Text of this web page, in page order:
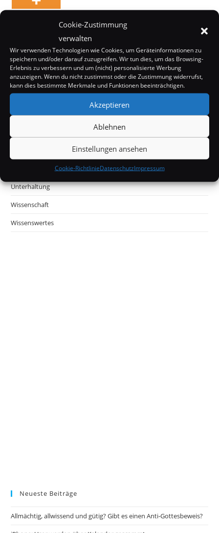
Cookie-Zustimmung
verwalten
Wir verwenden Technologien wie Cookies, um Geräteinformationen zu
speichern und/oder darauf zuzugreifen. Wir tun dies, um das Browsing-
Erlebnis zu verbessern und um (nicht) personalisierte Werbung
anzuzeigen. Wenn du nicht zustimmst oder die Zustimmung widerrufst,
kann dies bestimmte Merkmale und Funktionen beeinträchtigen.
Akzeptieren
Ablehnen
Einstellungen ansehen
Cookie-RichtlinieDatenschutzImpressum
Internet
Kurioses
Mystery
Unterhaltung
Wissenschaft
Wissenswertes
Neueste Beiträge
Allmächtig, allwissend und gütig? Gibt es einen Anti-Gottesbeweis?